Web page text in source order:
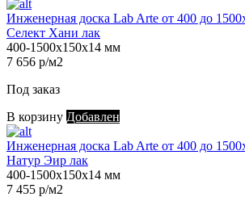
Инженерная доска Lab Arte от 400 до
Селект Хани лак
400-1500х150х14 мм
7 656 р/м2
Под заказ
В корзину Добавлен
Инженерная доска Lab Arte от 400 до
Натур Эир лак
400-1500х150х14 мм
7 455 р/м2